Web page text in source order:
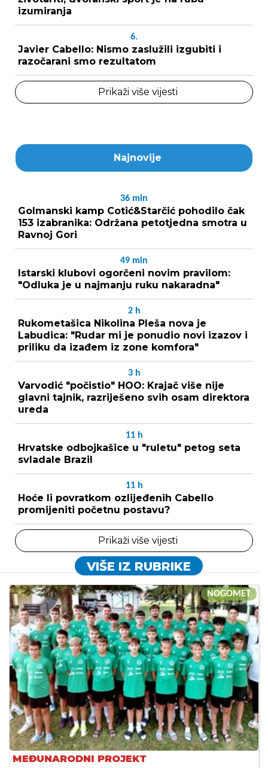
izumiranja
6.
Javier Cabello: Nismo zaslužili izgubiti i
razočarani smo rezultatom
Prikaži više vijesti
Najnovije
36 min
Golmanski kamp Cotić&Starčić pohodilo čak
153 izabranika: Održana petotjedna smotra u
Ravnoj Gori
49 min
Istarski klubovi ogorčeni novim pravilom:
"Odluka je u najmanju ruku nakaradna"
2 h
Rukometašica Nikolina Pleša nova je
Labudica: "Rudar mi je ponudio novi izazov i
priliku da izađem iz zone komfora"
3 h
Varvodić "počistio" HOO: Krajač više nije
glavni tajnik, razriješeno svih osam direktora
ureda
11 h
Hrvatske odbojkašice u "ruletu" petog seta
svladale Brazil
11 h
Hoće li povratkom ozlijeđenih Cabello
promijeniti početnu postavu?
Prikaži više vijesti
VIŠE IZ RUBRIKE
NOGOMET
MEĐUNARODNI PROJEKT